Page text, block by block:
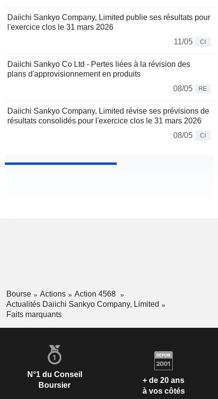
Daiichi Sankyo Company, Limited publie ses résultats pour
l'exercice clos le 31 mars 2026
11/05
CI
Daiichi Sankyo Co Ltd - Pertes liées à la révision des
plans d'approvisionnement en produits
08/05
RE
Daiichi Sankyo Company, Limited révise ses prévisions de
résultats consolidés pour l'exercice clos le 31 mars 2026
08/05
CI
Bourse Actions
Action 4568
Actualités Daiichi Sankyo Company, Limited
Faits marquants
N°1 du Conseil
Boursier
+ de 20 ans
à vos côtés